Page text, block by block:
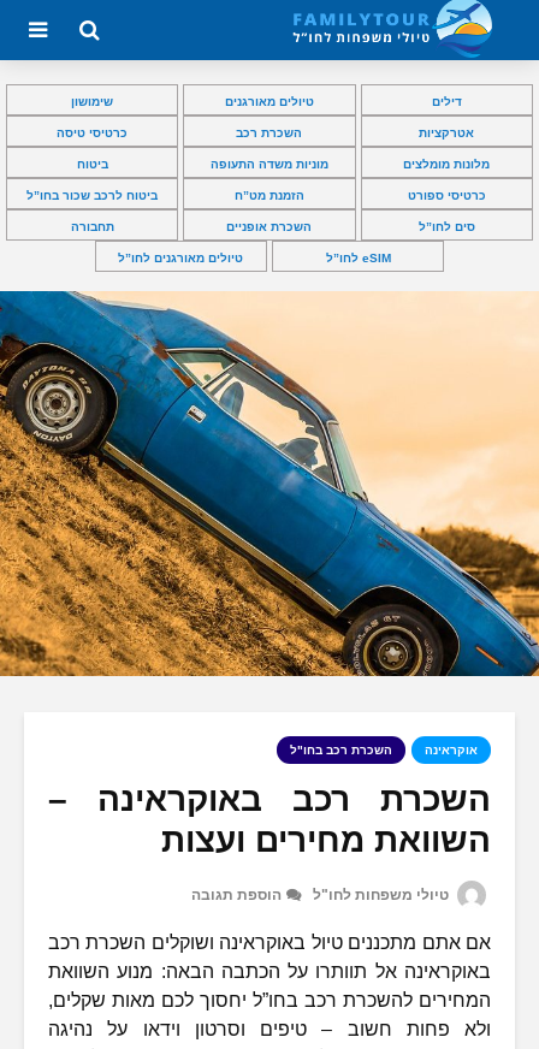
דילים טיולים מאורגנים שימושון
אטרקציות השכרת רכב כרטיסי טיסה
מלונות מומלצים מוניות משדה התעופה ביטוח
כרטיסי ספורט הזמנת מט”ח ביטוח לרכב שכור בחו”ל
סים לחו”ל השכרת אופניים תחבורה
eSIM לחו”ל טיולים מאורגנים לחו”ל
אוקראינה השכרת רכב בחו"ל
השכרת רכב באוקראינה –
השוואת מחירים ועצות
טיולי משפחות לחו"ל הוספת תגובה
אם אתם מתכננים טיול באוקראינה ושוקלים השכרת רכב
באוקראינה אל תוותרו על הכתבה הבאה: מנוע השוואת
המחירים להשכרת רכב בחו”ל יחסוך לכם מאות שקלים,
ולא פחות חשוב – טיפים וסרטון וידאו על נהיגה